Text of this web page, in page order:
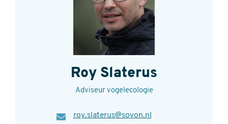
Roy Slaterus
Adviseur vogelecologie
E-
roy.slaterus@sovon.nl